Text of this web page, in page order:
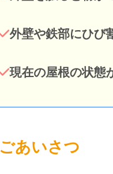
外壁や鉄部にひび
現在の屋根の状態
ごあいさつ